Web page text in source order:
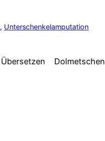
, Unterschenkelamputation
Übersetzen Dolmetschen